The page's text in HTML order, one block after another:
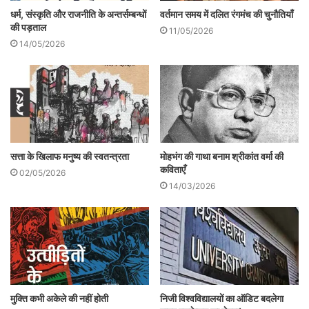
शोध को पूरा करने के लिए वे मेडिकल काउंसिल ऑफ
बोर्ड से अनुमति लेते हैं। अनुमति मिलने के उपरान्‍त वे
शोध कार्य में लग जाते हैं। इस कार्य हेतु वे तरह-तरह
के नमूने एकत्र कर उसकी जाँच-पड़ताल में लगे रहते
हैं। इस बीमारी की तह तक पहुँचने की निरन्तर
कोशिश करते रहते हैं।
‘जीवन में स्पंदन का मंत्र : चटाक-चट-धा!’
डॉ. प्रशान्त का यह कार्य वर्तमान समय में भी बेहद
धर्म, संस्कृति और राजनीति के अन्तर्सम्बन्धों
की पड़ताल
14/05/2026
वर्तमान समय में दलित रंगमंच की चुनौतियाँ
11/05/2026
सत्ता के खिलाफ मनुष्य की स्वतन्त्रता
02/05/2026
मोहभंग की गाथा बनाम श्रीकांत वर्मा की
कविताएँ
14/03/2026
मुक्ति कभी अकेले की नहीं होती
निजी विश्वविद्यालयों का ऑडिट बदलेगा